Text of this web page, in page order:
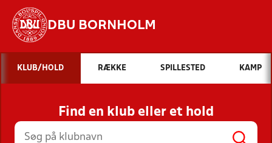
DBU BORNHOLM
Hvad vil du søge efter?
INDHOLD OG NYHEDER
STILLINGER, RESULTATER, KLUBBER OG
HOLD
KLUB/HOLD RÆKKE SPILLESTED KAMP
Find en klub eller et hold